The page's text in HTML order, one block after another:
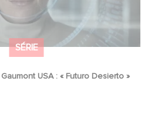
SÉRIE
USA : « Futuro Desierto »